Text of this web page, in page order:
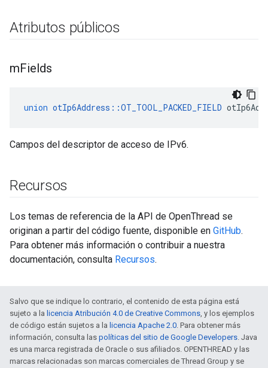
Atributos públicos
mFields
union otIp6Address ::OT_TOOL_PACKED_FIELD
Campos del descriptor de acceso de IPv6.
Recursos
Los temas de referencia de la API de OpenThread se
originan a partir del código fuente, disponible en GitHub.
Para obtener más información o contribuir a nuestra
documentación, consulta Recursos.
Salvo que se indique lo contrario, el contenido de esta página está
sujeto a la licencia Atribución 4.0 de Creative Commons, y los ejemplos
de código están sujetos a la licencia Apache 2.0. Para obtener más
información, consulta las políticas del sitio de Google Developers. Java
es una marca registrada de Oracle o sus afiliados. OPENTHREAD y las
marcas relacionadas son marcas comerciales de Thread Group y se